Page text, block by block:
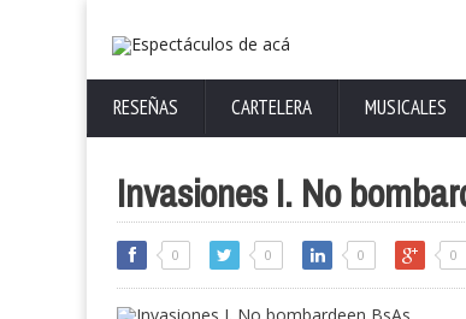
RESEÑAS CARTELERA MUSICALES
Invasiones I. No
0 0 0 0